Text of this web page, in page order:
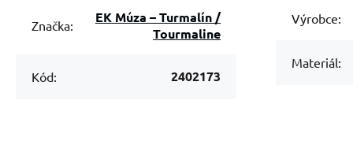
Značka:
EK Múza – Turmalín /
Tourmaline
Kód: 2402173
Výrobce:
Materiál: